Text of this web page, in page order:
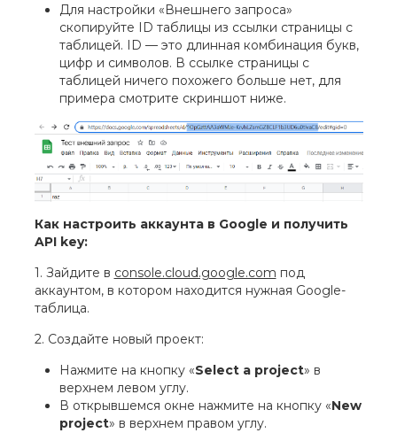
Для настройки «Внешнего запроса»
скопируйте ID таблицы из ссылки страницы с
таблицей. ID — это длинная комбинация букв,
цифр и символов. В ссылке страницы с
таблицей ничего похожего больше нет, для
примера смотрите скриншот ниже.
Как настроить аккаунта в Google и получить
API key:
1. Зайдите в console.cloud.google.com под
аккаунтом, в котором находится нужная Google-
таблица.
2. Создайте новый проект:
Нажмите на кнопку «Select a project» в
верхнем левом углу.
В открывшемся окне нажмите на кнопку «New
project» в верхнем правом углу.